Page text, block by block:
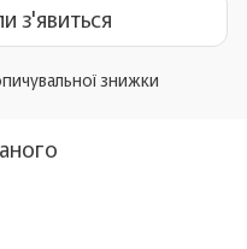
з'явиться
знижки